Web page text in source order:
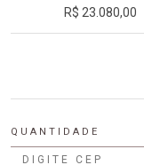
R$ 23.080,00
QUANTIDADE